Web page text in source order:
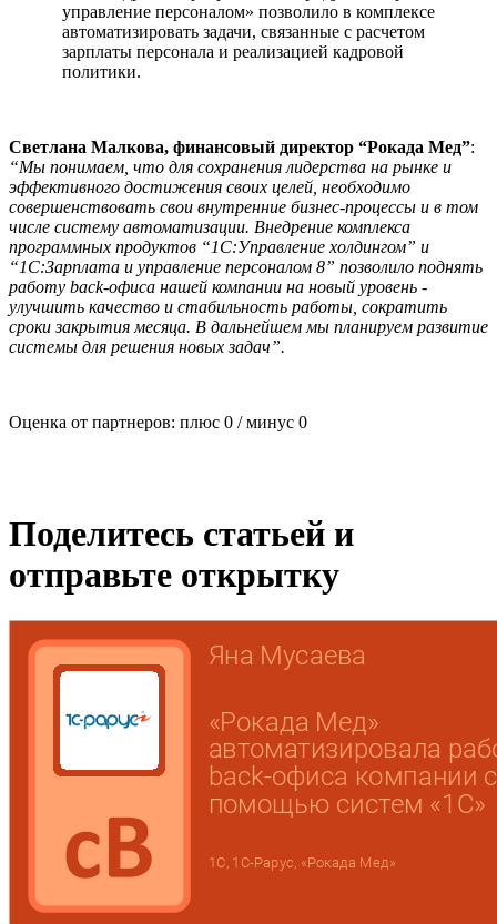
управление персоналом» позволило в комплексе
автоматизировать задачи, связанные с расчетом
зарплаты персонала и реализацией кадровой
политики.
Светлана Малкова, финансовый директор “Рокада Мед”:
“Мы понимаем, что для сохранения лидерства на рынке и
эффективного достижения своих целей, необходимо
совершенствовать свои внутренние бизнес-процессы и в том
числе систему автоматизации. Внедрение комплекса
программных продуктов “1С:Управление холдингом” и
“1С:Зарплата и управление персоналом 8” позволило поднять
работу back-офиса нашей компании на новый уровень -
улучшить качество и стабильность работы, сократить
сроки закрытия месяца. В дальнейшем мы планируем развитие
системы для решения новых задач”.
Оценка от партнеров: плюс 0 / минус 0
Поделитесь статьей и
отправьте открытку